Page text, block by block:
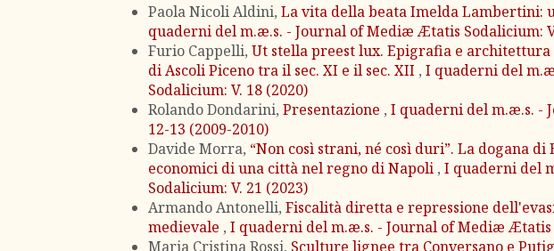
Paola Nicoli Aldini,La vita della beata Imelda Lambertini:
quaderni del m.æ.s. - Journal of Mediæ Ætatis Sodalicium:
Furio Cappelli,Ut stella preest lux. Epigrafia e
di Ascoli Piceno tra il sec. XI e il sec. XII ,I quaderni del
Sodalicium: V. 18 (2020)
Rolando Dondarini,Presentazione ,I quaderni del m.æ.s. -
12-13 (2009-2010)
Davide Morra, “Non così strani, né così duri”. La dogana
economici di una città nel regno di Napoli ,I quaderni del
Sodalicium: V. 21 (2023)
Armando Antonelli,Fiscalità diretta e repressione
medievale ,I quaderni del m.æ.s. - Journal of Mediæ Ætatis
Maria Cristina Rossi, Sculture lignee tra Conversano e